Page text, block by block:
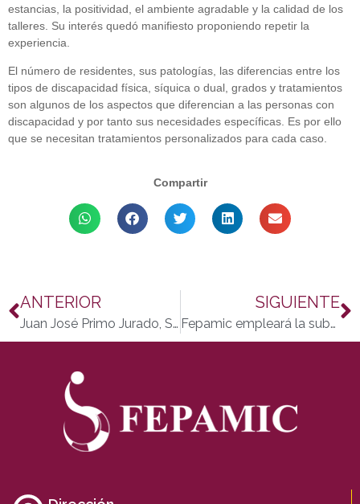
estancias, la positividad, el ambiente agradable y la calidad de los
talleres. Su interés quedó manifiesto proponiendo repetir la
experiencia.
El número de residentes, sus patologías, las diferencias entre los
tipos de discapacidad física, síquica o dual, grados y tratamientos
son algunos de los aspectos que diferencian a las personas con
discapacidad y por tanto sus necesidades específicas. Es por ello
que se necesitan tratamientos personalizados para cada caso.
Compartir
ANTERIOR
Juan José Primo Jurado, Subdelegado del Gobierno del PP visita Fepamic
SIGUIENTE
Fepamic empleará la subvención de Cajasur en material para la Residencia